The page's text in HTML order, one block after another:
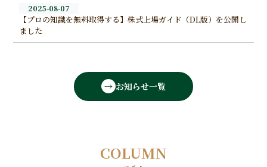
2025-08-07
【プロの知識を無料取得する】株式上場ガイド（DL版）を公開し
ました
お知らせ一覧
COLUMN